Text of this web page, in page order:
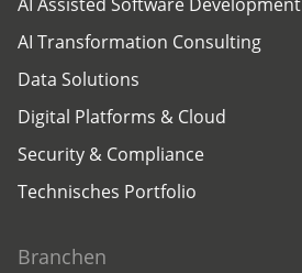
AI Transformation Consulting
Data Solutions
Digital Platforms & Cloud
Security & Compliance
Technisches Portfolio
Branchen